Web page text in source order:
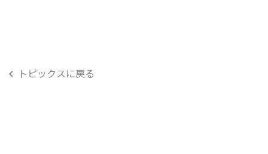
トピックスに戻る